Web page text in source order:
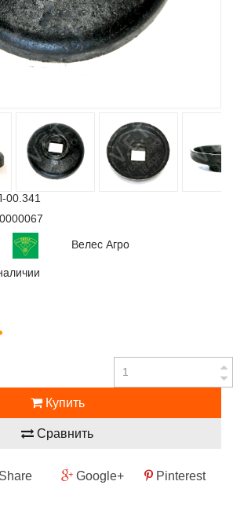
00.341
Велес Агро
Купить
Сравнить
Share Google+ Pinterest